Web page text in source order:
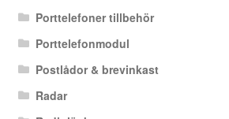
Porttelefoner tillbehör
Porttelefonmodul
Postlådor & brevinkast
Radar